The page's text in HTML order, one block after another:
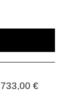
733,00 €